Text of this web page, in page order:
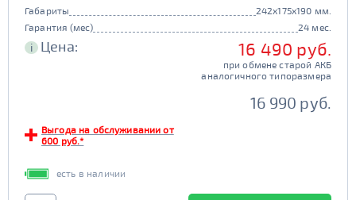
Габариты
242x175x190 мм.
Гарантия (мес)
24 мес.
i Цена: 16 490 руб.
при обмене старой АКБ
аналогичного типоразмера
16 990 руб.
Выгода на обслуживании от
600 руб.*
есть в наличии